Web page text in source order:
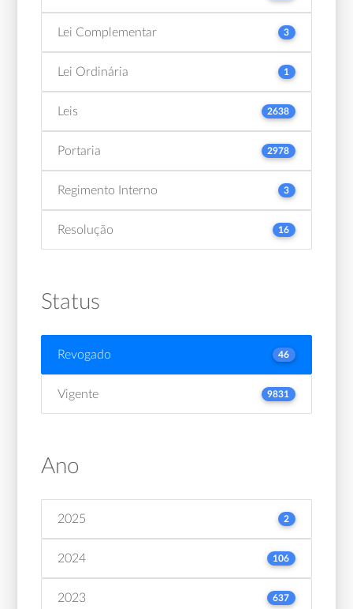
Lei Complementar 3
Lei Ordinária 1
Leis 2638
Portaria 2978
Regimento Interno 3
Resolução 16
Status
Revogado 46
Vigente 9831
Ano
2025 2
2024 106
2023 637